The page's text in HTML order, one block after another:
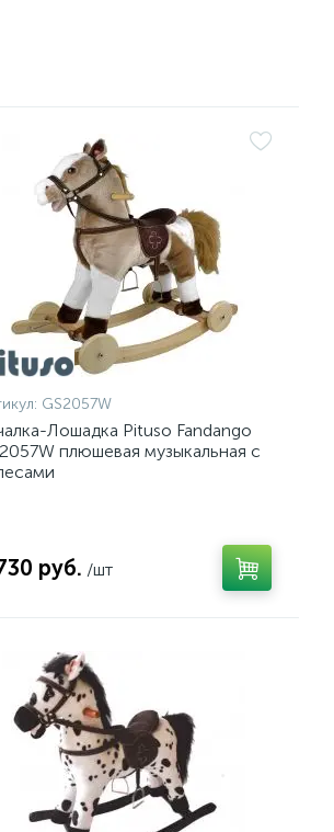
GS2057W
Лошадка Pituso Fandango
плюшевая музыкальная с
руб. /шт